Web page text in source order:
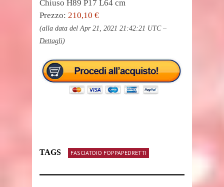
Chiuso H89 P17 L64 cm
Prezzo: 210,10 €
(alla data del Apr 21, 2021 21:42:21 UTC –
Dettagli)
TAGS FASCIATOIO FOPPAPEDRETTI